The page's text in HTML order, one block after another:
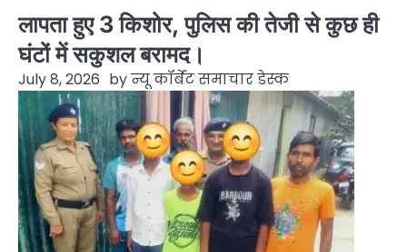
लापता हुए 3 किशोर, पुलिस की तेजी से कुछ ही
घंटों में सकुशल बरामद।
July 8, 2026 byन्यू कॉर्बेट समाचार डेस्क